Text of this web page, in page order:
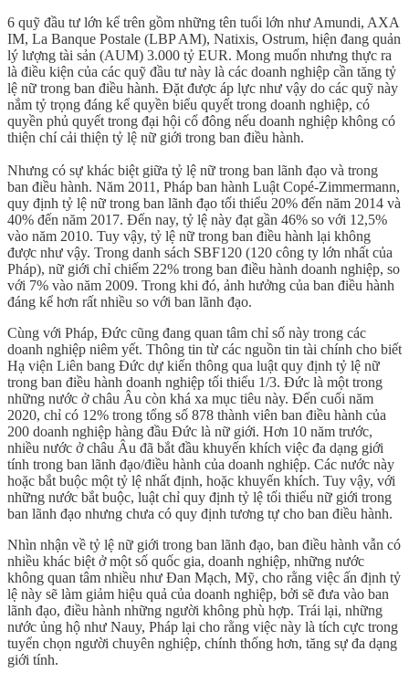
6 quỹ đầu tư lớn kể trên gồm những tên tuổi lớn như Amundi, AXA
IM, La Banque Postale (LBP AM), Natixis, Ostrum, hiện đang quản
lý lượng tài sản (AUM) 3.000 tỷ EUR. Mong muốn nhưng thực ra
là điều kiện của các quỹ đầu tư này là các doanh nghiệp cần tăng tỷ
lệ nữ trong ban điều hành. Đặt được áp lực như vậy do các quỹ này
nắm tỷ trọng đáng kể quyền biểu quyết trong doanh nghiệp, có
quyền phủ quyết trong đại hội cổ đông nếu doanh nghiệp không có
thiện chí cải thiện tỷ lệ nữ giới trong ban điều hành.
Nhưng có sự khác biệt giữa tỷ lệ nữ trong ban lãnh đạo và trong
ban điều hành. Năm 2011, Pháp ban hành Luật Copé-Zimmermann,
quy định tỷ lệ nữ trong ban lãnh đạo tối thiểu 20% đến năm 2014 và
40% đến năm 2017. Đến nay, tỷ lệ này đạt gần 46% so với 12,5%
vào năm 2010. Tuy vậy, tỷ lệ nữ trong ban điều hành lại không
được như vậy. Trong danh sách SBF120 (120 công ty lớn nhất của
Pháp), nữ giới chỉ chiếm 22% trong ban điều hành doanh nghiệp, so
với 7% vào năm 2009. Trong khi đó, ảnh hưởng của ban điều hành
đáng kể hơn rất nhiều so với ban lãnh đạo.
Cùng với Pháp, Đức cũng đang quan tâm chỉ số này trong các
doanh nghiệp niêm yết. Thông tin từ các nguồn tin tài chính cho biết
Hạ viện Liên bang Đức dự kiến thông qua luật quy định tỷ lệ nữ
trong ban điều hành doanh nghiệp tối thiểu 1/3. Đức là một trong
những nước ở châu Âu còn khá xa mục tiêu này. Đến cuối năm
2020, chỉ có 12% trong tổng số 878 thành viên ban điều hành của
200 doanh nghiệp hàng đầu Đức là nữ giới. Hơn 10 năm trước,
nhiều nước ở châu Âu đã bắt đầu khuyến khích việc đa dạng giới
tính trong ban lãnh đạo/điều hành của doanh nghiệp. Các nước này
hoặc bắt buộc một tỷ lệ nhất định, hoặc khuyến khích. Tuy vậy, với
những nước bắt buộc, luật chỉ quy định tỷ lệ tối thiểu nữ giới trong
ban lãnh đạo nhưng chưa có quy định tương tự cho ban điều hành.
Nhìn nhận về tỷ lệ nữ giới trong ban lãnh đạo, ban điều hành vẫn có
nhiều khác biệt ở một số quốc gia, doanh nghiệp, những nước
không quan tâm nhiều như Đan Mạch, Mỹ, cho rằng việc ấn định tỷ
lệ này sẽ làm giảm hiệu quả của doanh nghiệp, bởi sẽ đưa vào ban
lãnh đạo, điều hành những người không phù hợp. Trái lại, những
nước ủng hộ như Nauy, Pháp lại cho rằng việc này là tích cực trong
tuyển chọn người chuyên nghiệp, chính thống hơn, tăng sự đa dạng
giới tính.